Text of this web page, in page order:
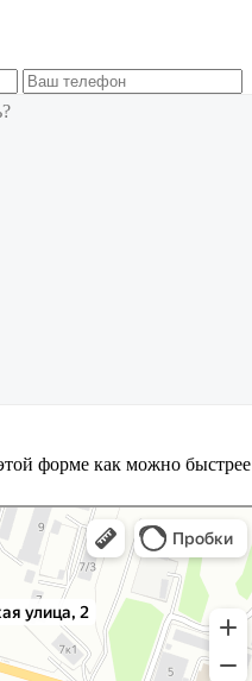
форме как можно быстрее